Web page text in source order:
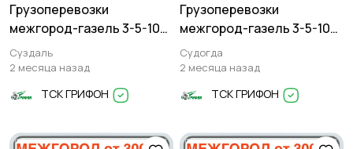
Грузоперевозки
межгород-газель 3-5-10
тонн
Суздаль
2 месяца назад
ТСК ГРИФОН
Грузоперевозки
межгород-газель 3-5-10
тонн
Судогда
2 месяца назад
ТСК ГРИФОН